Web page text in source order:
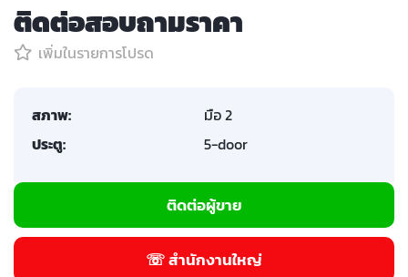
ติดต่อสอบถามราคา
เพิ่มในรายการโปรด
สภาพ:
มือ 2
ประตู:
5-door
ติดต่อผู้ขาย
☏ สำนักงานใหญ่